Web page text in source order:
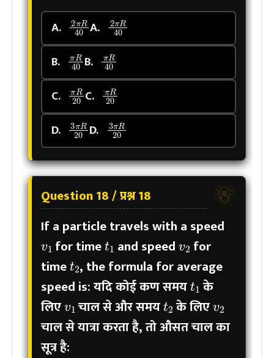
A.
2πR40
A.
2πR40
B.
πR40
B.
πR40
C.
πR20
C.
πR20
D.
3πR20
D.
3πR20
💡
Question 18 / प्रश्न 18
If a particle travels with a speed
v1
for time
t1
and speed
v2
for
time
t2
, the formula for average
speed is:यदि कोई कण समय
t1
के
लिए
v1
चाल से और समय
t2
के लिए
v
चाल से यात्रा करता है, तो औसत चाल का
सूत्र है: